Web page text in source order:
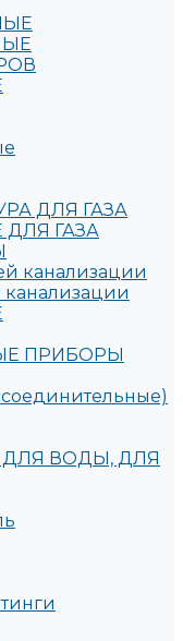
ДЛЯ ГАЗА
ГАЗА
канализации
ПРИБОРЫ
ВОДЫ, ДЛЯ